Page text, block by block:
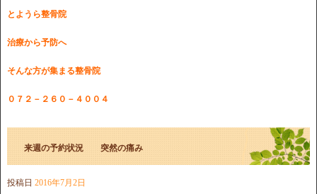
とようら整骨院
治療から予防へ
そんな方が集まる整骨院
０７２－２６０－４００４
来週の予約状況 突然の痛み
投稿日 2016年7月2日